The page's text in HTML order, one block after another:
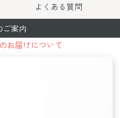
よくある質問
ご案内
お届けについて